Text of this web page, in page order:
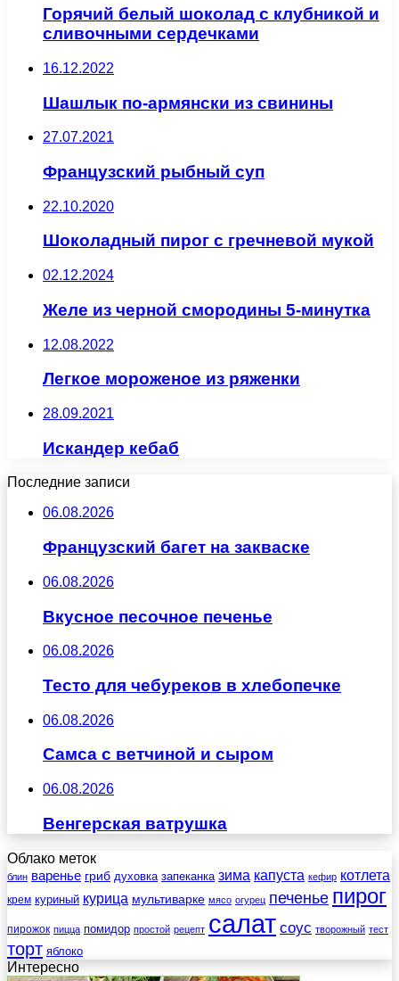
Горячий белый шоколад с клубникой и
сливочными сердечками
16.12.2022
Шашлык по-армянски из свинины
27.07.2021
Французский рыбный суп
22.10.2020
Шоколадный пирог с гречневой мукой
02.12.2024
Желе из черной смородины 5-минутка
12.08.2022
Легкое мороженое из ряженки
28.09.2021
Искандер кебаб
Последние записи
06.08.2026
Французский багет на закваске
06.08.2026
Вкусное песочное печенье
06.08.2026
Тесто для чебуреков в хлебопечке
06.08.2026
Самса с ветчиной и сыром
06.08.2026
Венгерская ватрушка
Облако меток
блин варенье гриб духовка запеканка зима капуста кефир котлета
крем куриный курица мультиварке мясо огурец печенье пирог
пирожок пицца помидор простой рецепт салат соус творожный тест
торт яблоко
Интересно